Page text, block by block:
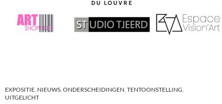
EXPOSITIE, NIEUWS, ONDERSCHEIDINGEN, TENTOONSTELLING,
UITGELICHT